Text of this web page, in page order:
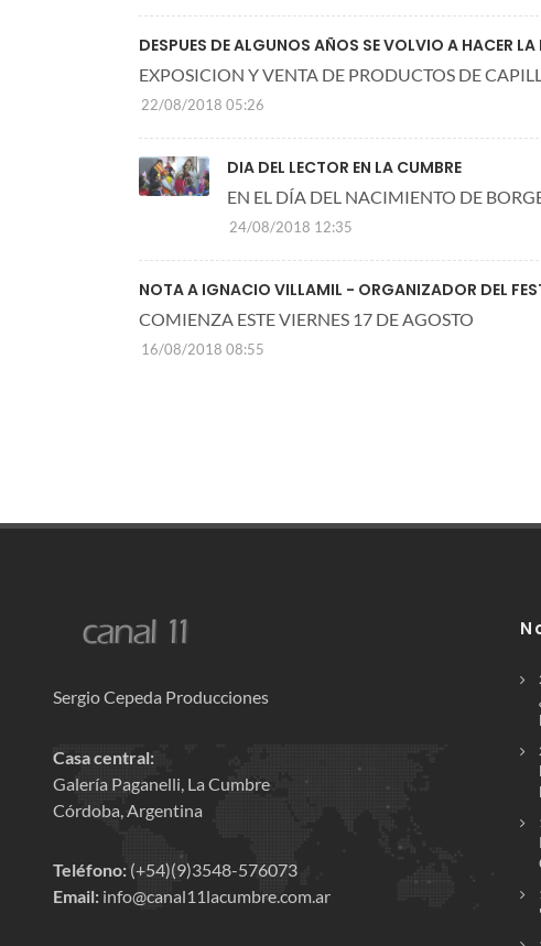
DESPUES DE ALGUNOS AÑOS SE VOLVIO A HACER LA
EXPOSICION Y VENTA DE PRODUCTOS DE
22/08/2018 05:26
DIA DEL LECTOR EN LA CUMBRE
EN EL DÍA DEL NACIMIENTO DE
24/08/2018 12:35
NOTA A IGNACIO VILLAMIL - ORGANIZADOR DEL
COMIENZA ESTE VIERNES 17 DE AGOSTO
16/08/2018 08:55
Sergio Cepeda Producciones
Casa central:
Galería Paganelli, La Cumbre
Córdoba, Argentina
Teléfono: (+54)(9)3548-576073
Email: info@canal11lacumbre.com.ar